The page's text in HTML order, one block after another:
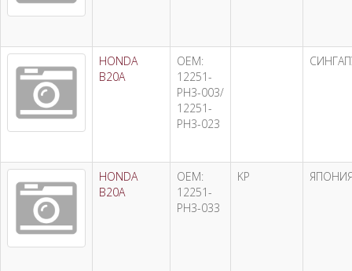
HONDA
B20A
OEM:
12251-
PH3-003/
12251-
PH3-023
HONDA
B20A
OEM:
12251-
PH3-033
KP